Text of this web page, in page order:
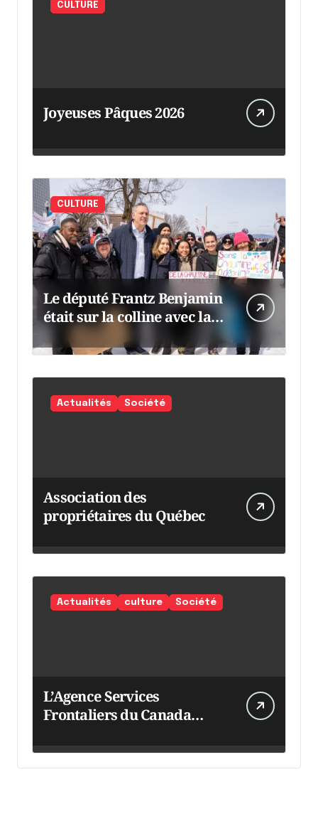
CULTURE
Joyeuses Pâques 2026
CULTURE
Le député Frantz Benjamin
était sur la colline avec la
chaumine
Actualités Société
Association des
propriétaires du Québec
Actualités culture Société
L’Agence Services
Frontaliers du Canada